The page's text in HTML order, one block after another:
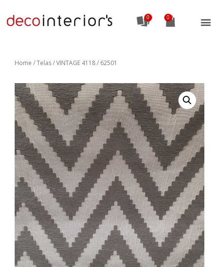
0
Home /Telas/ VINTAGE 4118 / 62501